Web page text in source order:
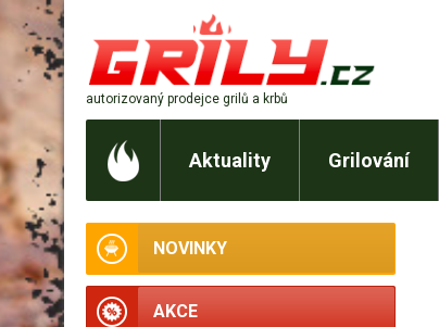
autorizovaný prodejce grilů a krbů
Aktuality Grilování
NOVINKY
AKCE